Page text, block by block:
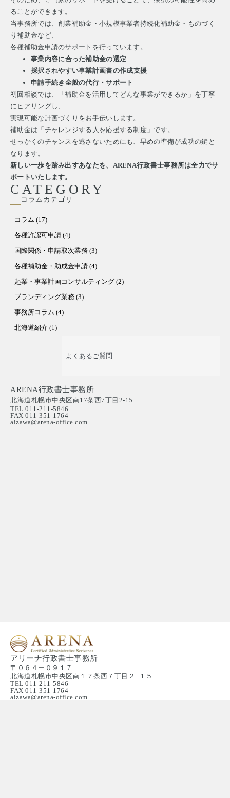
ることができます。
当事務所では、創業補助金・小規模事業者持続化補助金・ものづく
り補助金など、
各種補助金申請のサポートを行っています。
事業内容に合った補助金の選定
採択されやすい事業計画書の作成支援
申請手続き全般の代行・サポート
初回相談では、「補助金を活用してどんな事業ができるか」を丁寧
にヒアリングし、
実現可能な計画づくりをお手伝いします。
補助金は「チャレンジする人を応援する制度」です。
せっかくのチャンスを逃さないためにも、早めの準備が成功の鍵と
なります。
新しい一歩を踏み出すあなたを、 ARENA行政書士事務所は全力でサ
ポートいたします。
CATEGORY
コラムカテゴリ
コラム (17)
各種許認可申請 (4)
国際関係・申請取次業務 (3)
各種補助金・助成金申請 (4)
起業・事業計画コンサルティング (2)
ブランディング業務 (3)
事務所コラム (4)
北海道紹介 (1)
よくあるご質問
ARENA行政書士事務所
北海道札幌市中央区南17条西7丁目2-15
TEL 011-211-5846
FAX 011-351-1764
aizawa@arena-office.com
アリーナ行政書士事務所
〒０６４ー０９１７
北海道札幌市中央区南１７条西７丁目２−１５
TEL 011-211-5846
FAX 011-351-1764
aizawa@arena-office.com